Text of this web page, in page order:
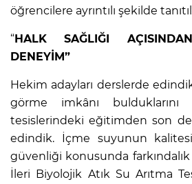
öğrencilere ayrıntılı şekilde
“HALK SAĞLIĞI
DENEYİM”
Hekim adayları derslerde
görme imkânı bulduklarını
tesislerindeki eğitimden son
edindik. İçme suyunun
güvenliği konusunda farkındalık
İleri Biyolojik Atık Su Arıtma